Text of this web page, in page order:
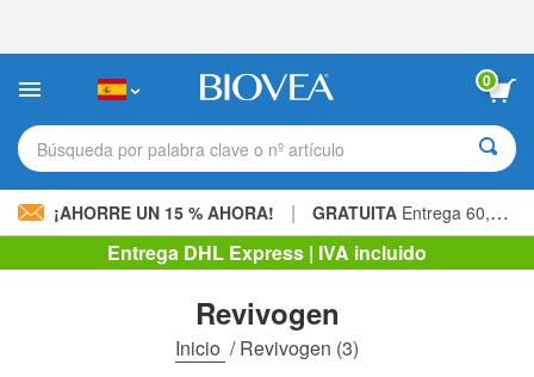
sitio
incluye
sistema
de
0
Búsqueda por palabra clave o nº artículo
¡AHORRE UN 15 % AHORA! | GRATUITA Entrega 60,00 € »
Entrega DHL Express | IVA incluido
Revivogen
Inicio /Revivogen (3)